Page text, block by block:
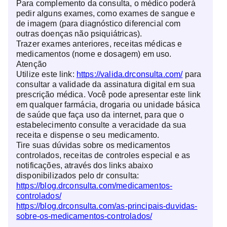
Para complemento da consulta, o médico poderá
pedir alguns exames, como exames de sangue e
de imagem (para diagnóstico diferencial com
outras doenças não psiquiátricas).
Trazer exames anteriores, receitas médicas e
medicamentos (nome e dosagem) em uso.
Atenção
Utilize este link: https://valida.drconsulta.com/para
consultar a validade da assinatura digital em sua
prescrição médica. Você pode apresentar este link
em qualquer farmácia, drogaria ou unidade básica
de saúde que faça uso da internet, para que o
estabelecimento consulte a veracidade da sua
receita e dispense o seu medicamento.
Tire suas dúvidas sobre os medicamentos
controlados, receitas de controles especial e as
notificações, através dos links abaixo
disponibilizados pelo dr consulta:
https://blog.drconsulta.com/medicamentos-
controlados/
https://blog.drconsulta.com/as-principais-duvidas-
sobre-os-medicamentos-controlados/